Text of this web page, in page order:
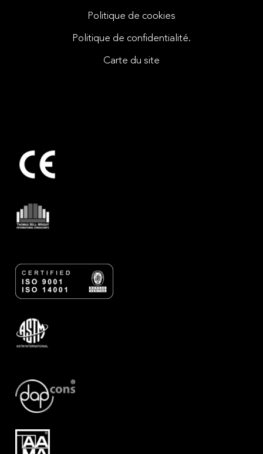
Politique de cookies
Politique de confidentialité.
Carte du site